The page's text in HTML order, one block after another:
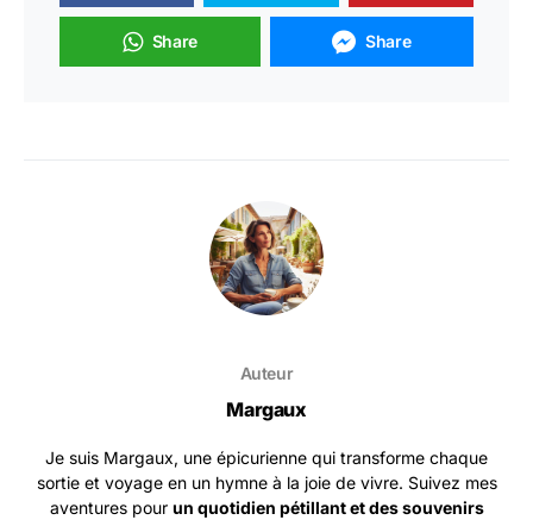
Share Share
Auteur
Margaux
Je suis Margaux, une épicurienne qui transforme chaque
sortie et voyage en un hymne à la joie de vivre. Suivez mes
aventures pour un quotidien pétillant et des souvenirs